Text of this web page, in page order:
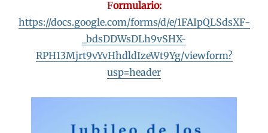
Formulario:
https://docs.google.com/forms/d/e/1FAIpQLSdsXF-
_bdsDDWsDLh9vSHX-
RPH13Mjrt9vYvHhdldIzeWt9Yg/viewform?
usp=header